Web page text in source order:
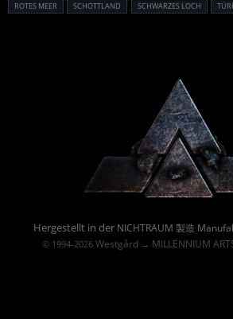
ROTES MEER
SCHOTTLAND SCHWARZES LOCH
Hergestellt in der NICHTRAUM 製造
© 1994-2026 Westgård→ MILLENNIUM
Powered By :